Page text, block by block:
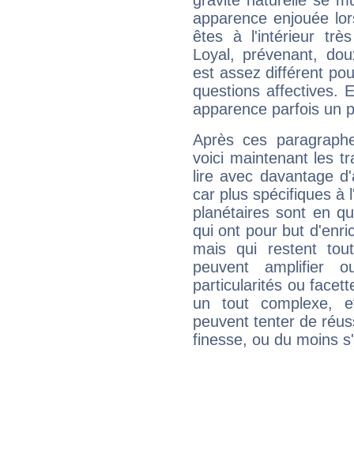
apparence enjouée
êtes à l'intérieur
Loyal, prévenant,
est assez différent
questions affectives.
apparence parfois un
Après ces
voici maintenant les
lire avec davantage
car plus spécifiques à
planétaires sont en
qui ont pour but
mais qui restent
peuvent amplifier
particularités ou
un tout complexe,
peuvent tenter de
finesse, ou du moins